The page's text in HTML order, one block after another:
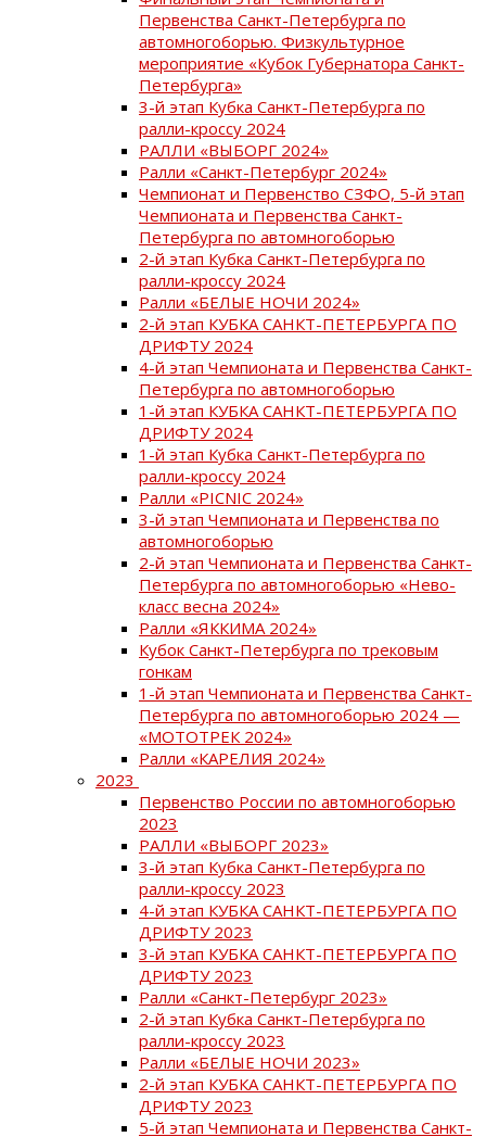
Первенства Санкт-Петербурга по
автомногоборью. Физкультурное
мероприятие «Кубок Губернатора Санкт-
Петербурга»
3-й этап Кубка Санкт-Петербурга по
ралли-кроссу 2024
РАЛЛИ «ВЫБОРГ 2024»
Ралли «Санкт-Петербург 2024»
Чемпионат и Первенство СЗФО, 5-й этап
Чемпионата и Первенства Санкт-
Петербурга по автомногоборью
2-й этап Кубка Санкт-Петербурга по
ралли-кроссу 2024
Ралли «БЕЛЫЕ НОЧИ 2024»
2-й этап КУБКА САНКТ-ПЕТЕРБУРГА ПО
ДРИФТУ 2024
4-й этап Чемпионата и Первенства Санкт-
Петербурга по автомногоборью
1-й этап КУБКА САНКТ-ПЕТЕРБУРГА ПО
ДРИФТУ 2024
1-й этап Кубка Санкт-Петербурга по
ралли-кроссу 2024
Ралли «PICNIC 2024»
3-й этап Чемпионата и Первенства по
автомногоборью
2-й этап Чемпионата и Первенства Санкт-
Петербурга по автомногоборью «Нево-
класс весна 2024»
Ралли «ЯККИМА 2024»
Кубок Санкт-Петербурга по трековым
гонкам
1-й этап Чемпионата и Первенства Санкт-
Петербурга по автомногоборью 2024 —
«МОТОТРЕК 2024»
Ралли «КАРЕЛИЯ 2024»
2023
Первенство России по автомногоборью
2023
РАЛЛИ «ВЫБОРГ 2023»
3-й этап Кубка Санкт-Петербурга по
ралли-кроссу 2023
4-й этап КУБКА САНКТ-ПЕТЕРБУРГА ПО
ДРИФТУ 2023
3-й этап КУБКА САНКТ-ПЕТЕРБУРГА ПО
ДРИФТУ 2023
Ралли «Санкт-Петербург 2023»
2-й этап Кубка Санкт-Петербурга по
ралли-кроссу 2023
Ралли «БЕЛЫЕ НОЧИ 2023»
2-й этап КУБКА САНКТ-ПЕТЕРБУРГА ПО
ДРИФТУ 2023
5-й этап Чемпионата и Первенства Санкт-